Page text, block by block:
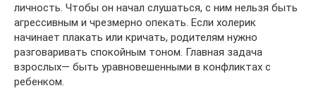
личность. Чтобы он начал слушаться, с ним нельзя быть
агрессивным и чрезмерно опекать. Если холерик
начинает плакать или кричать, родителям нужно
разговаривать спокойным тоном. Главная задача
взрослых— быть уравновешенными в конфликтах с
ребенком.